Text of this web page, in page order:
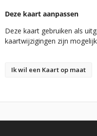
Deze kaart aanpassen
Deze kaart gebruiken als
kaartwijzigingen zijn
Ik wil een Kaart op maat